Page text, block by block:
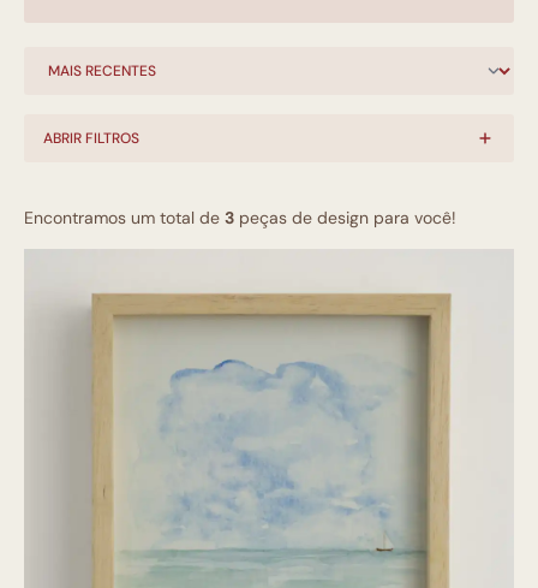
ABRIR FILTROS
Encontramos um total de 3 peças de design para você!